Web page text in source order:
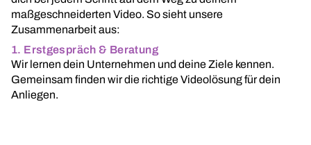
maßgeschneiderten Video. So sieht unsere
Zusammenarbeit aus:
1. Erstgespräch & Beratung
Wir lernen dein Unternehmen und deine Ziele kennen.
Gemeinsam finden wir die richtige Videolösung für dein
Anliegen.